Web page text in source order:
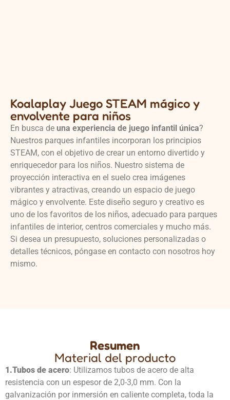
Koalaplay Juego STEAM mágico y
envolvente para niños
En busca de una experiencia de juego infantil única?
Nuestros parques infantiles incorporan los principios
STEAM, con el objetivo de crear un entorno divertido y
enriquecedor para los niños. Nuestro sistema de
proyección interactiva en el suelo crea imágenes
vibrantes y atractivas, creando un espacio de juego
mágico y envolvente. Este diseño seguro y creativo es
uno de los favoritos de los niños, adecuado para parques
infantiles de interior, centros comerciales y mucho más.
Si desea un presupuesto, soluciones personalizadas o
detalles técnicos, póngase en contacto con nosotros hoy
mismo.
Resumen
Material del producto
1.Tubos de acero: Utilizamos tubos de acero de alta
resistencia con un espesor de 2,0-3,0 mm. Con la
galvanización por inmersión en caliente completa, toda la